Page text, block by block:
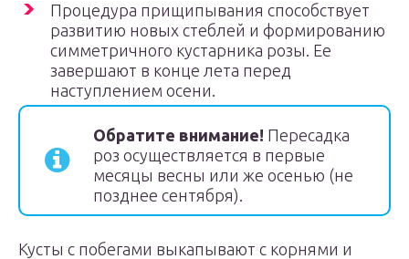
Процедура прищипывания способствует
развитию новых стеблей и формированию
симметричного кустарника розы. Ее
завершают в конце лета перед
наступлением осени.
Обратите внимание! Пересадка
роз осуществляется в первые
месяцы весны или же осенью (не
позднее сентября).
Кусты с побегами выкапывают с корнями и